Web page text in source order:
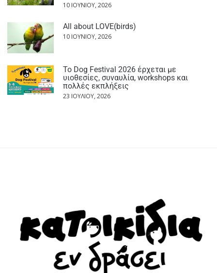
10 ΙΟΥΝΊΟΥ, 2026
All about LOVE(birds)
10 ΙΟΥΝΊΟΥ, 2026
Το Dog Festival 2026 έρχεται με
υιοθεσίες, συναυλία, workshops και
πολλές εκπλήξεις
23 ΙΟΥΛΊΟΥ, 2026